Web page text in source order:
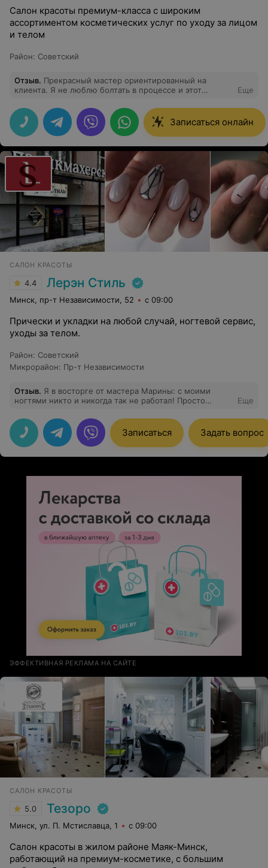
Салон красоты премиум-класса с широким
ассортиментом косметических услуг по уходу за лицом
и телом
Район: Советский
Отзыв. Прекрасный мастер ориентированный на
клиента. Я не люблю болтать в процессе и этот
меня это очень важно. Что касается самой работы,
Александара внимательна и аккуратна.. и не
маловажно - выполняет работу быстро. Мой топ
мастер уже несколько лет. Спасибо!
Еще
Записаться онлайн
САЛОН КРАСОТЫ
4.4 Лерэн Стиль
Минск, пр-т Независимости, 52 с 09:00
Прически и укладки на любой случай, ногтевой сервис,
уходы за телом.
Район: Советский
Микрорайон: Пр-т Независимости
Отзыв. Я в восторге от мастера Марины: с моими
ногтями никто и никогда так не работал! Просто
Еще
Записаться Задать вопрос
ЭФФЕКТИВНАЯ РЕКЛАМА НА САЙТЕ
САЛОН КРАСОТЫ
5.0 Тезоро
Минск, ул. П. Мстиславца, 1 с 09:00
Салон красоты в жилом районе Маяк-Минск,
работающий на премиум-косметике, с большим